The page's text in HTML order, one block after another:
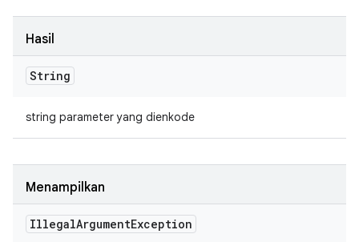
Hasil
String
string parameter yang dienkode
Menampilkan
IllegalArgumentException